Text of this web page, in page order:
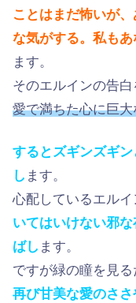
ことはまだ怖いが
な気がする。私もあ
ます。
そのエルインの告白
愛で満ちた心に巨
するとズギンズギ
し ます。
心配しているエルイ
いてはいけない邪
ばし ます。
ですが緑の瞳を見る
再び甘美な愛のさ